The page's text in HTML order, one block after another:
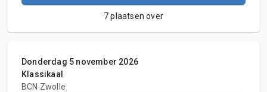
7 plaatsen over
Donderdag 5 november 2026
Klassikaal
BCN Zwolle